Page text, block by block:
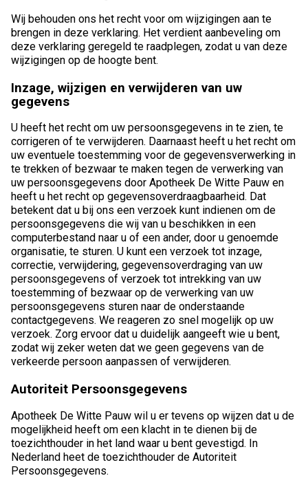
Wij behouden ons het recht voor om wijzigingen aan te
brengen in deze verklaring. Het verdient aanbeveling om
deze verklaring geregeld te raadplegen, zodat u van deze
wijzigingen op de hoogte bent.
Inzage, wijzigen en verwijderen van uw
gegevens
U heeft het recht om uw persoonsgegevens in te zien, te
corrigeren of te verwijderen. Daarnaast heeft u het recht om
uw eventuele toestemming voor de gegevensverwerking in
te trekken of bezwaar te maken tegen de verwerking van
uw persoonsgegevens door Apotheek De Witte Pauw en
heeft u het recht op gegevensoverdraagbaarheid. Dat
betekent dat u bij ons een verzoek kunt indienen om de
persoonsgegevens die wij van u beschikken in een
computerbestand naar u of een ander, door u genoemde
organisatie, te sturen. U kunt een verzoek tot inzage,
correctie, verwijdering, gegevensoverdraging van uw
persoonsgegevens of verzoek tot intrekking van uw
toestemming of bezwaar op de verwerking van uw
persoonsgegevens sturen naar de onderstaande
contactgegevens. We reageren zo snel mogelijk op uw
verzoek. Zorg ervoor dat u duidelijk aangeeft wie u bent,
zodat wij zeker weten dat we geen gegevens van de
verkeerde persoon aanpassen of verwijderen.
Autoriteit Persoonsgegevens
Apotheek De Witte Pauw wil u er tevens op wijzen dat u de
mogelijkheid heeft om een klacht in te dienen bij de
toezichthouder in het land waar u bent gevestigd. In
Nederland heet de toezichthouder de Autoriteit
Persoonsgegevens.